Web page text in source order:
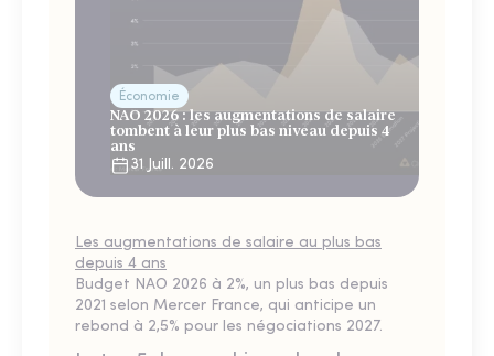
Économie
NAO 2026 : les augmentations de salaire
tombent à leur plus bas niveau depuis 4
ans
31 Juill. 2026
Les augmentations de salaire au plus bas
depuis 4 ans
Budget NAO 2026 à 2%, un plus bas depuis
2021 selon Mercer France, qui anticipe un
rebond à 2,5% pour les négociations 2027.